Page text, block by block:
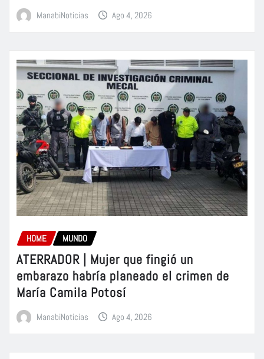
ManabiNoticias Ago 4, 2026
HOME MUNDO
ATERRADOR | Mujer que fingió un
embarazo habría planeado el crimen de
María Camila Potosí
ManabiNoticias Ago 4, 2026